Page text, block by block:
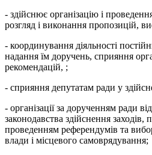
- здійснює організацію і
розгляд і виконання пропозицій,
- координування діяльності
надання їм доручень, сприяння
рекомендацій, ;
- сприяння депутатам ради у
- організації за дорученням ради
законодавства здійснення заходів,
проведенням референдумів та
влади і місцевого самоврядування;